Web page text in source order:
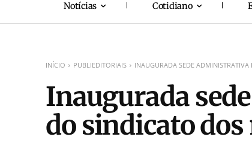
Notícias Cotidiano
INÍCIO PUBLIEDITORIAIS INAUGURADA SEDE
Inaugurada
do sindicato